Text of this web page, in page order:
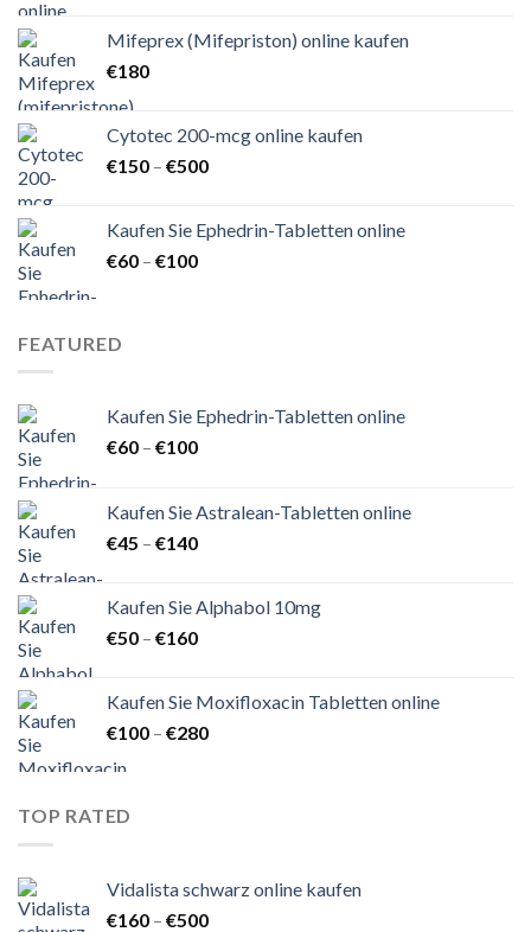
€180
Mifeprex (Mifepriston) online kaufen
€180
Cytotec 200-mcg online kaufen
€150 – €500Preisspanne:
€500
Kaufen Sie Ephedrin-Tabletten online
€60 – €100Preisspanne:
FEATURED
Kaufen Sie Ephedrin-Tabletten online
€60 – €100Preisspanne:
€100
Kaufen Sie Astralean-Tabletten online
€45 – €140Preisspanne:
€140
Kaufen Sie Alphabol 10mg
€50 – €160Preisspanne:
€160
Kaufen Sie Moxifloxacin Tabletten online
€100 – €280Preisspanne:
TOP RATED
Vidalista schwarz online kaufen
€160 – €500Preisspanne: